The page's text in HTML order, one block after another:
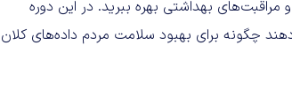
بهداشتی بهره ببرید. در این دوره
چگونه برای بهبود سلامت مردم داده‌های کلان